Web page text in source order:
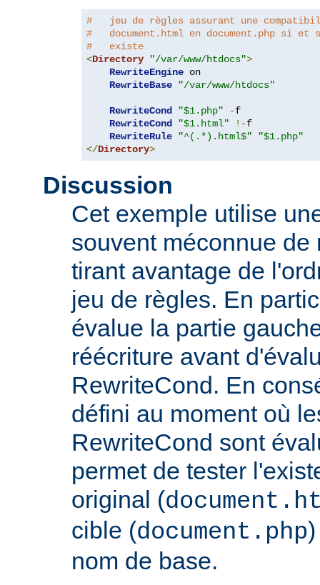
#   jeu de règles assurant une
#   document.html en document.php si et
#   existe
<Directory "/var/www/htdocs">
RewriteEngine on
RewriteBase
"/var/www/htdocs"
RewriteCond "$1.php" -f
RewriteCond
"$1.html" !-f
RewriteRule
"^(.*).html$"
"$1.php"
</Directory>
Discussion
Cet exemple utilise
souvent méconnue de
tirant avantage de
jeu de règles. En
évalue la partie
réécriture avant
RewriteCond. En
défini au moment où
RewriteCond sont
permet de tester
original (
cible (document.php
nom de base.